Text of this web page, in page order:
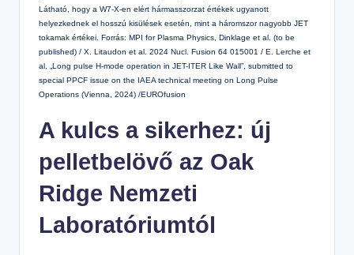
Látható, hogy a W7-X-en elért hármasszorzat értékek ugyanott
helyezkednek el hosszú kisülések esetén, mint a háromszor nagyobb JET
tokamak értékei. Forrás: MPI for Plasma Physics, Dinklage et al. (to be
published) / X. Litaudon et al. 2024 Nucl. Fusion 64 015001 / E. Lerche et
al, „Long pulse H-mode operation in JET-ITER Like Wall”, submitted to
special PPCF issue on the IAEA technical meeting on Long Pulse
Operations (Vienna, 2024) /EUROfusion
A kulcs a sikerhez: új
pelletbelövő az Oak
Ridge Nemzeti
Laboratóriumtól